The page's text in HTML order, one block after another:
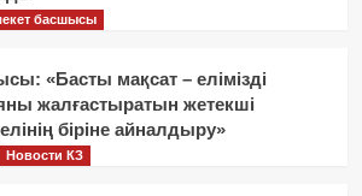
басшысы
«Басты мақсат – елімізді
жалғастыратын жетекші
біріне айналдыру»
Новости КЗ